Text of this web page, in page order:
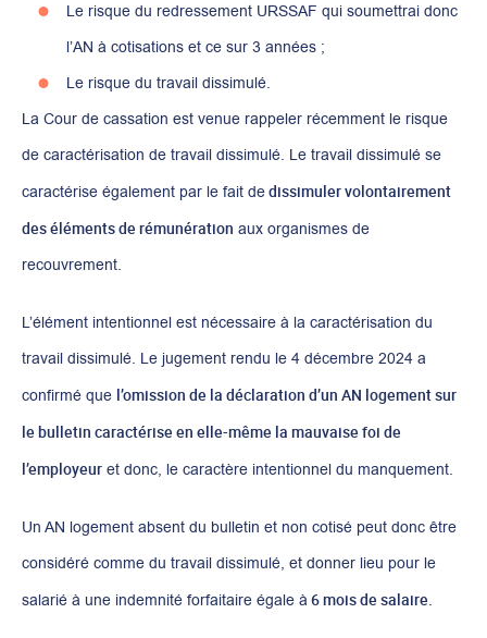
Le risque du redressement URSSAF qui soumettrai donc
l’AN à cotisations et ce sur 3 années ;
Le risque du travail dissimulé.
La Cour de cassation est venue rappeler récemment le risque
de caractérisation de travail dissimulé. Le travail dissimulé se
caractérise également par le fait dedissimuler volontairement
des éléments de rémunération aux organismes de
recouvrement.
L’élément intentionnel est nécessaire à la caractérisation du
travail dissimulé. Le jugement rendu le 4 décembre 2024 a
confirmé que l’omission de la déclaration d’un AN logement sur
le bulletin caractérise en elle-même la mauvaise foi de
l’employeur et donc, le caractère intentionnel du manquement.
Un AN logement absent du bulletin et non cotisé peut donc être
considéré comme du travail dissimulé, et donner lieu pour le
salarié à une indemnité forfaitaire égale à 6 mois de salaire.